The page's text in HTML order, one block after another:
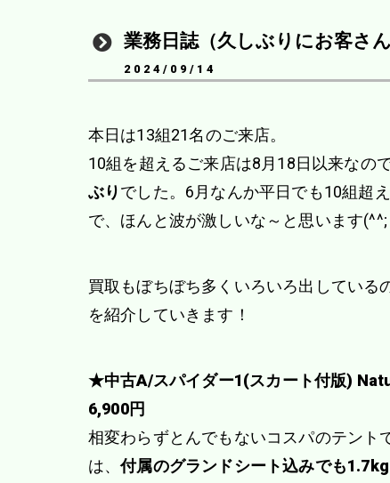
業務日誌（久しぶりにお客さん
2024/09/14
本日は13組21名のご来店。
10組を超えるご来店は8月18日以来なので
ぶりでした。6月なんか平日でも10組超
で、ほんと波が激しいな～と思います(^^;
買取もぼちぼち多くいろいろ出している
を紹介していきます！
★中古A/スパイダー1(スカート付版)
6,900円
相変わらずとんでもないコスパのテント
は、付属のグランドシート込みでも1.7kg